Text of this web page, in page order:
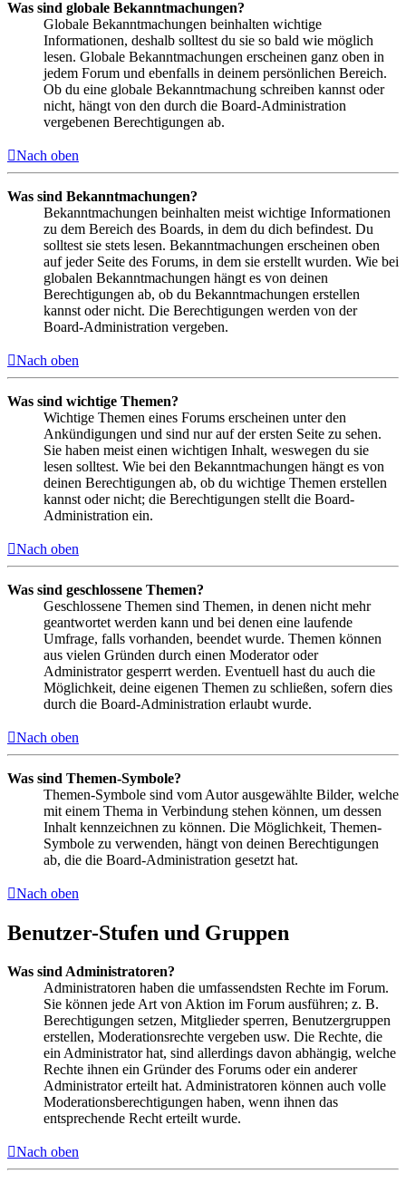
Was sind globale Bekanntmachungen?
Globale Bekanntmachungen beinhalten wichtige
Informationen, deshalb solltest du sie so bald wie möglich
lesen. Globale Bekanntmachungen erscheinen ganz oben in
jedem Forum und ebenfalls in deinem persönlichen Bereich.
Ob du eine globale Bekanntmachung schreiben kannst oder
nicht, hängt von den durch die Board-Administration
vergebenen Berechtigungen ab.
Nach oben
Was sind Bekanntmachungen?
Bekanntmachungen beinhalten meist wichtige Informationen
zu dem Bereich des Boards, in dem du dich befindest. Du
solltest sie stets lesen. Bekanntmachungen erscheinen oben
auf jeder Seite des Forums, in dem sie erstellt wurden. Wie bei
globalen Bekanntmachungen hängt es von deinen
Berechtigungen ab, ob du Bekanntmachungen erstellen
kannst oder nicht. Die Berechtigungen werden von der
Board-Administration vergeben.
Nach oben
Was sind wichtige Themen?
Wichtige Themen eines Forums erscheinen unter den
Ankündigungen und sind nur auf der ersten Seite zu sehen.
Sie haben meist einen wichtigen Inhalt, weswegen du sie
lesen solltest. Wie bei den Bekanntmachungen hängt es von
deinen Berechtigungen ab, ob du wichtige Themen erstellen
kannst oder nicht; die Berechtigungen stellt die Board-
Administration ein.
Nach oben
Was sind geschlossene Themen?
Geschlossene Themen sind Themen, in denen nicht mehr
geantwortet werden kann und bei denen eine laufende
Umfrage, falls vorhanden, beendet wurde. Themen können
aus vielen Gründen durch einen Moderator oder
Administrator gesperrt werden. Eventuell hast du auch die
Möglichkeit, deine eigenen Themen zu schließen, sofern dies
durch die Board-Administration erlaubt wurde.
Nach oben
Was sind Themen-Symbole?
Themen-Symbole sind vom Autor ausgewählte Bilder, welche
mit einem Thema in Verbindung stehen können, um dessen
Inhalt kennzeichnen zu können. Die Möglichkeit, Themen-
Symbole zu verwenden, hängt von deinen Berechtigungen
ab, die die Board-Administration gesetzt hat.
Nach oben
Benutzer-Stufen und Gruppen
Was sind Administratoren?
Administratoren haben die umfassendsten Rechte im Forum.
Sie können jede Art von Aktion im Forum ausführen; z. B.
Berechtigungen setzen, Mitglieder sperren, Benutzergruppen
erstellen, Moderationsrechte vergeben usw. Die Rechte, die
ein Administrator hat, sind allerdings davon abhängig, welche
Rechte ihnen ein Gründer des Forums oder ein anderer
Administrator erteilt hat. Administratoren können auch volle
Moderationsberechtigungen haben, wenn ihnen das
entsprechende Recht erteilt wurde.
Nach oben